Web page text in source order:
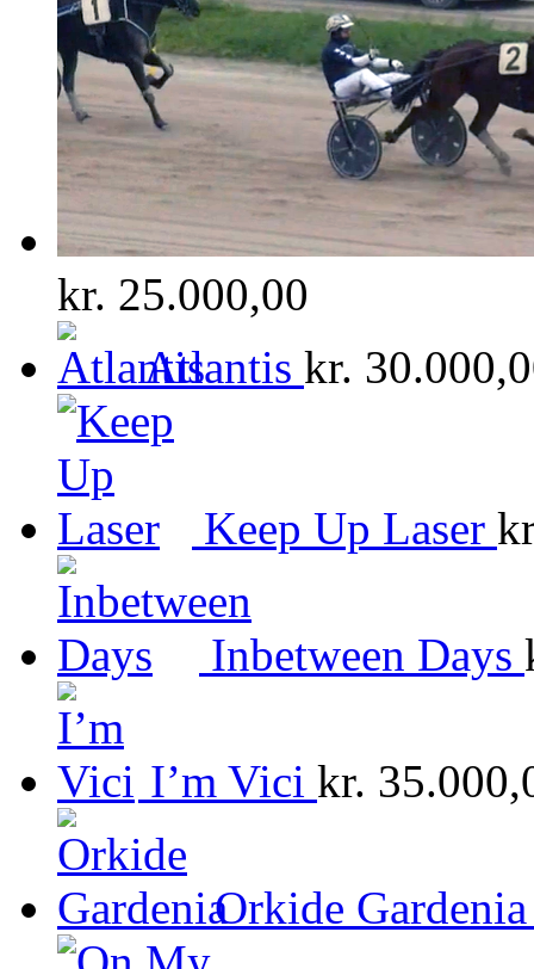
kr. 25.000,00
Atlantis kr.
Keep Up Laser
Inbetween Days
I’m Vici kr.
Orkide Gardenia